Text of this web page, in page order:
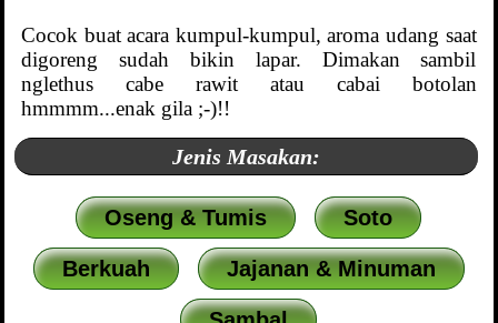
Cocok buat acara kumpul-kumpul, aroma udang saat
digoreng sudah bikin lapar. Dimakan sambil
nglethus cabe rawit atau cabai botolan
hmmmm...enak gila ;-)!!
Jenis Masakan:
Oseng & Tumis Soto
Berkuah Jajanan & Minuman